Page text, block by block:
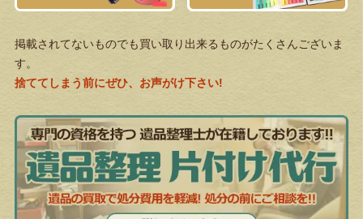
掲載されてないものでも買い取り出来るものがたくさんございま
す。
捨ててしまう前にぜひ、お声がけ下さい!